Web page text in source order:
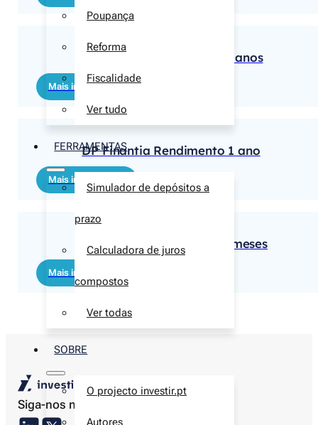
Poupança
Reforma
Fiscalidade
Ver tudo
FERRAMENTAS
Simulador de depósitos a
prazo
Calculadora de juros
compostos
Ver todas
SOBRE
O projecto investir.pt
Autores
DP Finantia Rendimento 2 anos
Mais informações
DP Finantia Rendimento 1 ano
Mais informações
DP Finantia Rendimento 6 meses
Mais informações
Siga-nos nas redes sociais